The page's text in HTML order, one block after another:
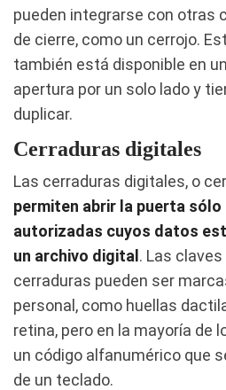
pueden integrarse con otras
de cierre, como un cerrojo.
también está disponible en
apertura por un solo lado y
duplicar.
Cerraduras digitales
Las cerraduras digitales, o
permiten abrir la puerta sólo
autorizadas cuyos datos
un archivo digital . Las
cerraduras pueden ser
personal, como huellas
retina, pero en la mayoría de
un código alfanumérico que
de un teclado.